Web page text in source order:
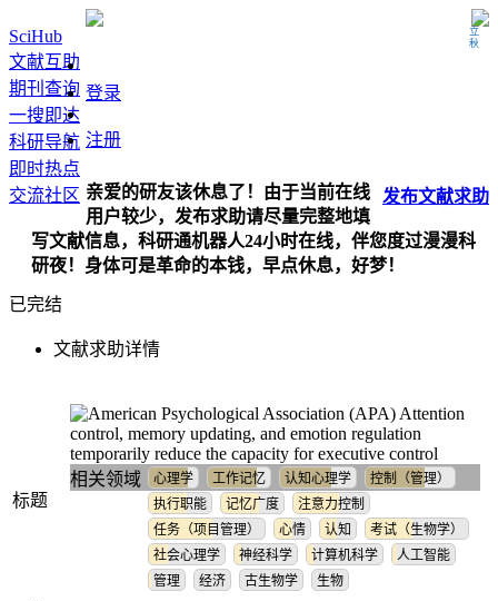
立秋
SciHub
文献互助
期刊查询
一搜即达
科研导航
即时热点
交流社区
登录
注册
发布文献求助
亲爱的研友该休息了！由于当前在线
用户较少，发布求助请尽量完整地填
写文献信息，科研通机器人24小时在线，伴您度过漫漫科
研夜！身体可是革命的本钱，早点休息，好梦！
已完结
文献求助详情
标题
Attention
control, memory updating, and emotion regulation
temporarily reduce the capacity for executive control
相关领域
心理学 工作记忆 认知心理学
控制（管理）
执行职能
记忆广度
注意力控制
任务（项目管理）
心情 认知
考试（生物学）
社会心理学
神经科学 计算机科学
人工智能
管理
经济 古生物学 生物